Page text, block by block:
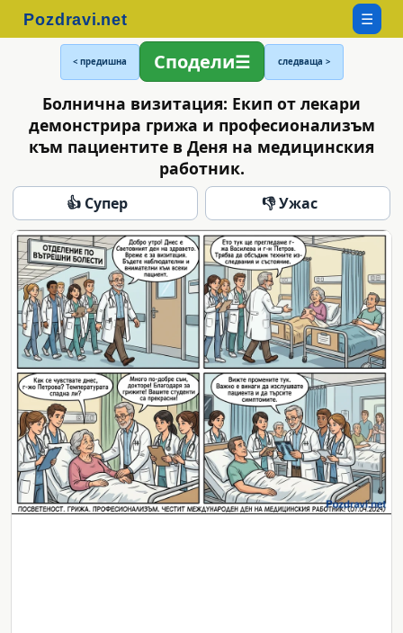
☰
< предишна Сподели следваща >
Болнична визитация: Екип от лекари
демонстрира грижа и професионализъм
към пациентите в Деня на медицинския
работник.
👍 Супер 👎 Ужас